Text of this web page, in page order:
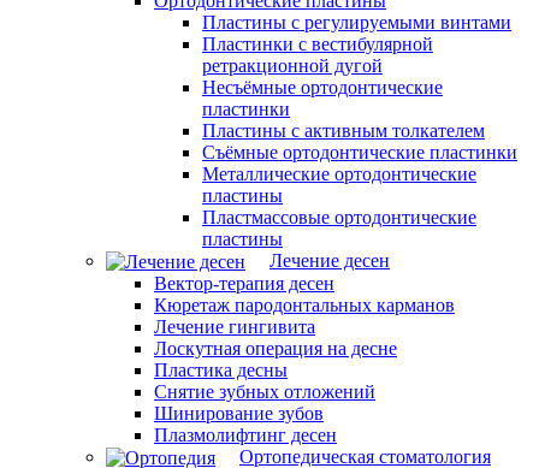
Пластины с регулируемыми винтами
Пластинки с вестибулярной
ретракционной дугой
Несъёмные ортодонтические
пластинки
Пластины с активным толкателем
Съёмные ортодонтические пластинки
Металлические ортодонтические
пластины
Пластмассовые ортодонтические
пластины
Лечение десен
Вектор-терапия десен
Кюретаж пародонтальных карманов
Лечение гингивита
Лоскутная операция на десне
Пластика десны
Снятие зубных отложений
Шинирование зубов
Плазмолифтинг десен
Ортопедическая стоматология